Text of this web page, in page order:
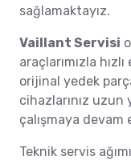
sağlamaktayız.
Vaillant Servisi
araçlarımızla
orijinal yedek
cihazlarınız uzun
çalışmaya devam
Teknik servis